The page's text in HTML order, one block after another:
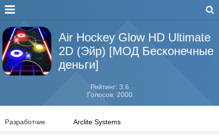
Air Hockey Glow HD Ultimate
2D (Эйр) [МОД Бесконечные
деньги]
Рейтинг: 3.6
Голосов: 2000
Разработчик Arclite Systems